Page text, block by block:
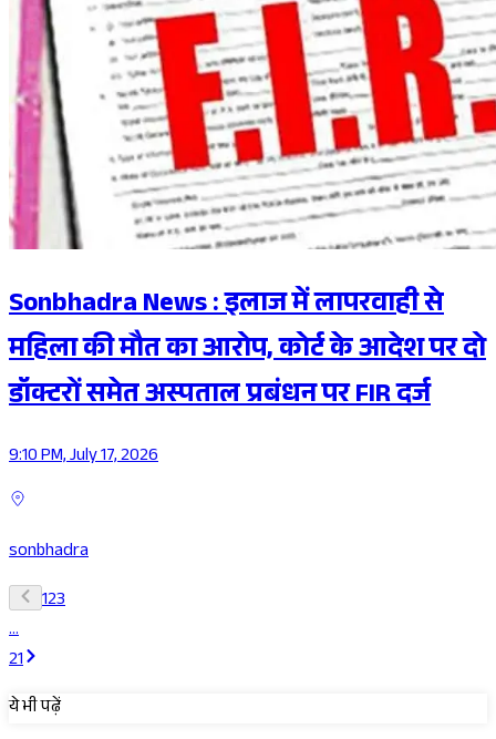
Sonbhadra News : इलाज में लापरवाही से
महिला की मौत का आरोप, कोर्ट के आदेश पर दो
डॉक्टरों समेत अस्पताल प्रबंधन पर FIR दर्ज
9:10 PM, July 17, 2026
sonbhadra
123
...
21
ये भी पढ़ें